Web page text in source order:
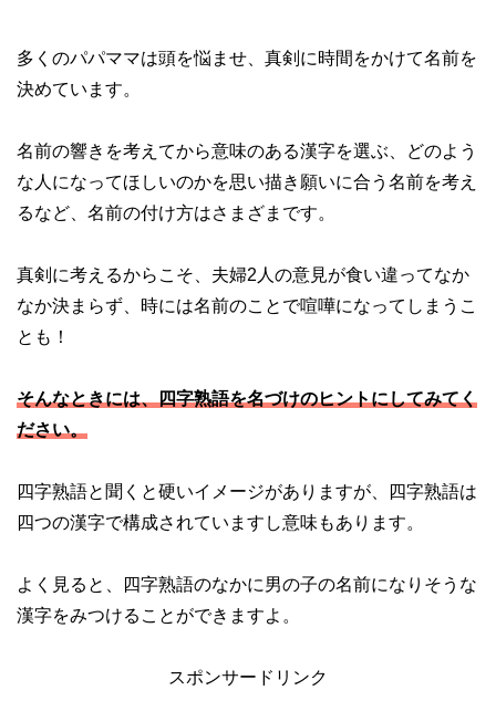
多くのパパママは頭を悩ませ、真剣に時間をかけて名前を
決めています。
名前の響きを考えてから意味のある漢字を選ぶ、どのよう
な人になってほしいのかを思い描き願いに合う名前を考え
るなど、名前の付け方はさまざまです。
真剣に考えるからこそ、夫婦2人の意見が食い違ってなか
なか決まらず、時には名前のことで喧嘩になってしまうこ
とも！
そんなときには、四字熟語を名づけのヒントにしてみてく
ださい。
四字熟語と聞くと硬いイメージがありますが、四字熟語は
四つの漢字で構成されていますし意味もあります。
よく見ると、四字熟語のなかに男の子の名前になりそうな
漢字をみつけることができますよ。
スポンサードリンク